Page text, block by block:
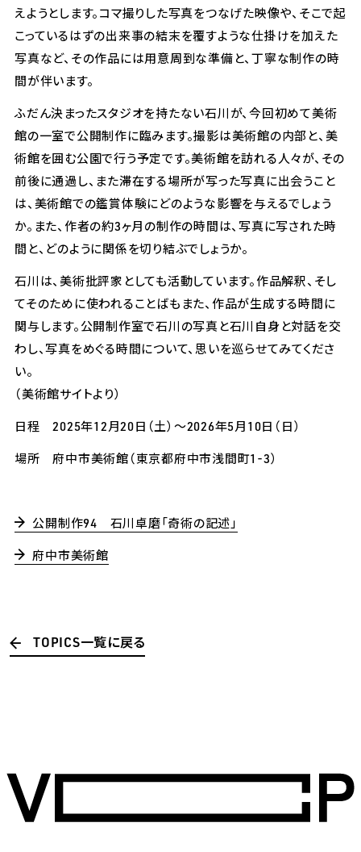
えようとします。コマ撮りした写真をつなげた映像や、そこで起
こっているはずの出来事の結末を覆すような仕掛けを加えた
写真など、その作品には用意周到な準備と、丁寧な制作の時
間が伴います。
ふだん決まったスタジオを持たない石川が、今回初めて美術
館の一室で公開制作に臨みます。撮影は美術館の内部と、美
術館を囲む公園で行う予定です。美術館を訪れる人々が、その
前後に通過し、また滞在する場所が写った写真に出会うこと
は、美術館での鑑賞体験にどのような影響を与えるでしょう
か。また、作者の約3ヶ月の制作の時間は、写真に写された時
間と、どのように関係を切り結ぶでしょうか。
石川は、美術批評家としても活動しています。作品解釈、そし
てそのために使われることばもまた、作品が生成する時間に
関与します。公開制作室で石川の写真と石川自身と対話を交
わし、写真をめぐる時間について、思いを巡らせてみてくださ
い。
（美術館サイトより）
日程 2025年12月20日（土）～2026年5月10日（日）
場所 府中市美術館（東京都府中市浅間町1-3）
公開制作94 石川卓磨「奇術の記述」
府中市美術館
TOPICS一覧に戻る